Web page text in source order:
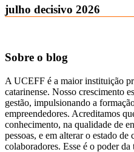
julho decisivo 2026
Sobre o blog
A UCEFF é a maior instituição
catarinense. Nosso crescimento
gestão, impulsionando a
empreendedores. Acreditamos
conhecimento, na qualidade de
pessoas, e em alterar o estado de
colaboradores. Esse é o poder da